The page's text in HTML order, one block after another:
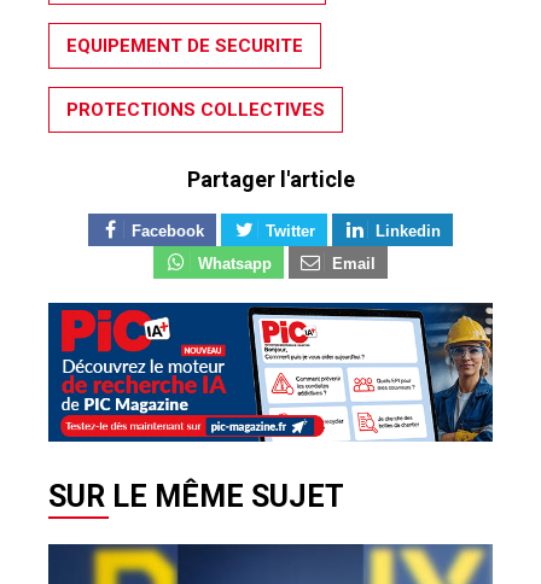
EQUIPEMENT DE SECURITE
PROTECTIONS COLLECTIVES
Partager l'article
Facebook Twitter
Linkedin
Whatsapp
Email
SUR LE MÊME SUJET